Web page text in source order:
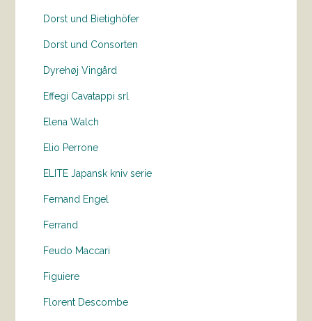
Dorst und Bietighöfer
Dorst und Consorten
Dyrehøj Vingård
Effegi Cavatappi srl
Elena Walch
Elio Perrone
ELITE Japansk kniv serie
Fernand Engel
Ferrand
Feudo Maccari
Figuiere
Florent Descombe